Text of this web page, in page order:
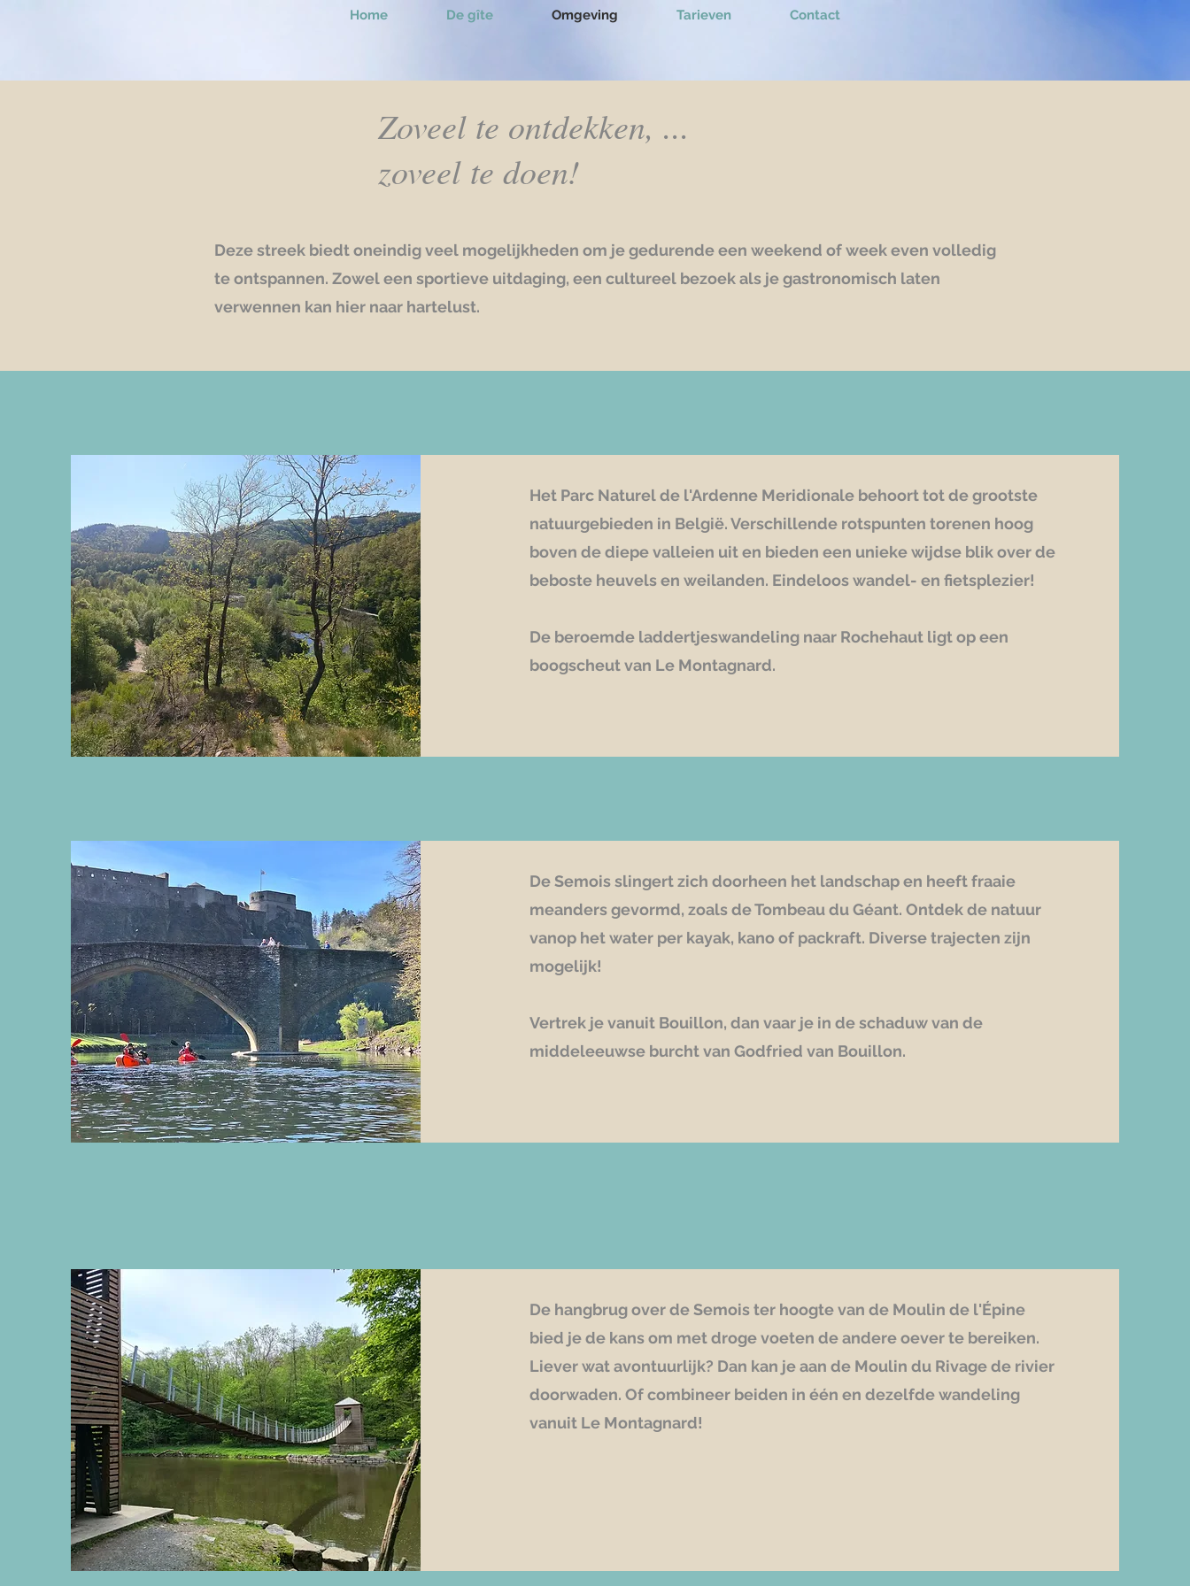
Home De gîte Omgeving Tarieven Contact
Zoveel te ontdekken, ...
zoveel te doen!
Deze streek biedt oneindig veel mogelijkheden om je gedurende een weekend of week even volledig
te ontspannen. Zowel een sportieve uitdaging, een cultureel bezoek als je gastronomisch laten
verwennen kan hier naar hartelust.
Het Parc Naturel de l'Ardenne Meridionale behoort tot de grootste
natuurgebieden in België. Verschillende rotspunten torenen hoog
boven de diepe valleien uit en bieden een unieke wijdse blik over de
beboste heuvels en weilanden. Eindeloos wandel- en fietsplezier!
De beroemde laddertjeswandeling naar Rochehaut ligt op een
boogscheut van Le Montagnard.
De Semois slingert zich doorheen het landschap en heeft fraaie
meanders gevormd, zoals de Tombeau du Géant. Ontdek de natuur
vanop het water per kayak, kano of packraft. Diverse trajecten zijn
mogelijk!
Vertrek je vanuit Bouillon, dan vaar je in de schaduw van de
middeleeuwse burcht van Godfried van Bouillon.
De hangbrug over de Semois ter hoogte van de Moulin de l'Épine
bied je de kans om met droge voeten de andere oever te bereiken.
Liever wat avontuurlijk? Dan kan je aan de Moulin du Rivage de rivier
doorwaden. Of combineer beiden in één en dezelfde wandeling
vanuit Le Montagnard!